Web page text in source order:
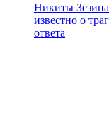
Никиты Зезина
известно о
ответа